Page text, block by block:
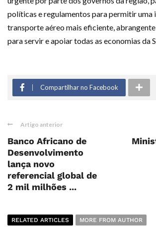
políticas e regulamentos para permitir uma
transporte aéreo mais eficiente,
para servir e apoiar todas as economias da
Compartilhar no Facebook
Artigo anterior
Banco Africano de
Desenvolvimento
lança novo
referencial global de
2 mil milhões ...
RELATED ARTICLES
MORE FROM AUTHOR